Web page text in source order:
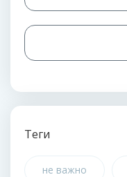
Теги
не важно